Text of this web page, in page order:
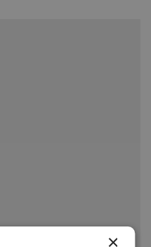
×